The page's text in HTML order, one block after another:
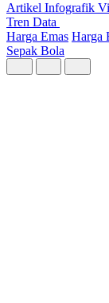
Artikel Infografik
Tren Data
Harga Emas Harga
Sepak Bola